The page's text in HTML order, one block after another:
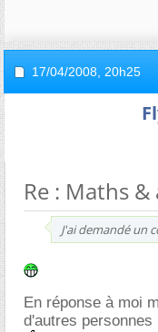
17/04/2008, 20h25
Re : Maths &
J'ai demandé un
En réponse à moi
d'autres personnes